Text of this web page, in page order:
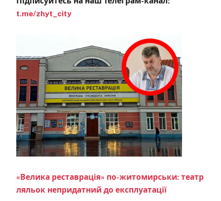
t.me/zhyt_city
«Велика реставрація» по-житомирськи: театр
ляльок непридатний до експлуатації